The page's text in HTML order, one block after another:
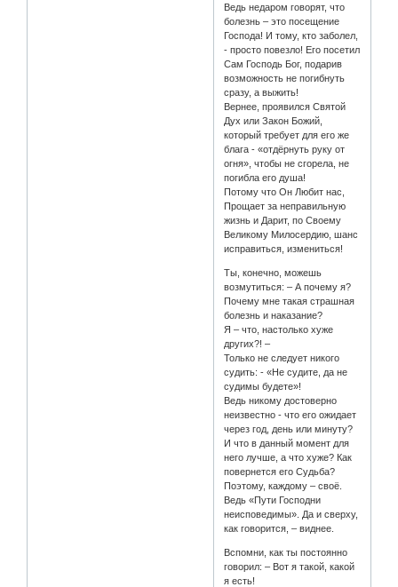
Ведь недаром говорят, что
болезнь – это посещение
Господа! И тому, кто заболел,
- просто повезло! Его посетил
Сам Господь Бог, подарив
возможность не погибнуть
сразу, а выжить!
Вернее, проявился Святой
Дух или Закон Божий,
который требует для его же
блага - «отдёрнуть руку от
огня», чтобы не сгорела, не
погибла его душа!
Потому что Он Любит нас,
Прощает за неправильную
жизнь и Дарит, по Своему
Великому Милосердию, шанс
исправиться, измениться!
Ты, конечно, можешь
возмутиться: – А почему я?
Почему мне такая страшная
болезнь и наказание?
Я – что, настолько хуже
других?! –
Только не следует никого
судить: - «Не судите, да не
судимы будете»!
Ведь никому достоверно
неизвестно - что его ожидает
через год, день или минуту?
И что в данный момент для
него лучше, а что хуже? Как
повернется его Судьба?
Поэтому, каждому – своё.
Ведь «Пути Господни
неисповедимы». Да и сверху,
как говорится, – виднее.
Вспомни, как ты постоянно
говорил: – Вот я такой, какой
я есть!